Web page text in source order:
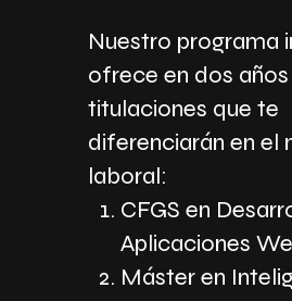
Nuestro programa
ofrece en dos
titulaciones que te
diferenciarán en el
laboral:
CFGS en
Aplicaciones
Máster en